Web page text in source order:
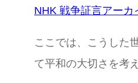
NHK 戦争証言アーカ
ここでは、こうした
て平和の大切さを考